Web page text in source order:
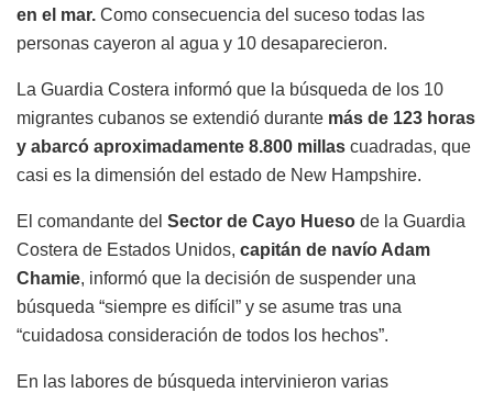
en el mar. Como consecuencia del suceso todas las
personas cayeron al agua y 10 desaparecieron.
La Guardia Costera informó que la búsqueda de los 10
migrantes cubanos se extendió durante más de 123 horas
y abarcó aproximadamente 8.800 millas cuadradas, que
casi es la dimensión del estado de New Hampshire.
El comandante del Sector de Cayo Hueso de la Guardia
Costera de Estados Unidos, capitán de navío Adam
Chamie, informó que la decisión de suspender una
búsqueda “siempre es difícil” y se asume tras una
“cuidadosa consideración de todos los hechos”.
En las labores de búsqueda intervinieron varias